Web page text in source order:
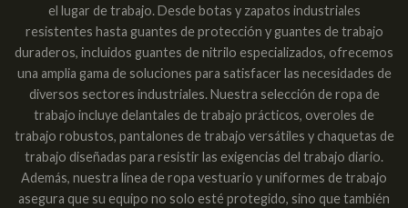
el lugar de trabajo. Desde botas y zapatos industriales
resistentes hasta guantes de protección y guantes de trabajo
duraderos, incluidos guantes de nitrilo especializados, ofrecemos
una amplia gama de soluciones para satisfacer las necesidades de
diversos sectores industriales. Nuestra selección de ropa de
trabajo incluye delantales de trabajo prácticos, overoles de
trabajo robustos, pantalones de trabajo versátiles y chaquetas de
trabajo diseñadas para resistir las exigencias del trabajo diario.
Además, nuestra línea de ropa vestuario y uniformes de trabajo
asegura que su equipo no solo esté protegido, sino que también